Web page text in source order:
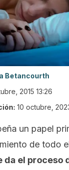
Betancourth
2015 13:26
10 octubre,
un papel
de todo
da el proceso